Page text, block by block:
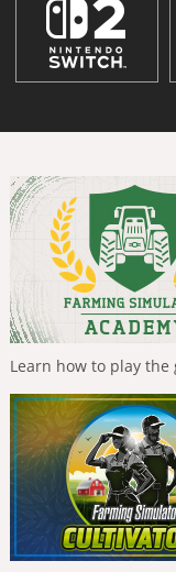
Learn how to play